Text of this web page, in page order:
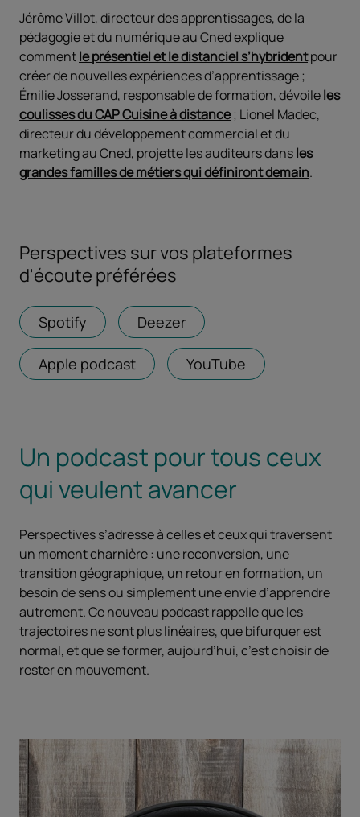
Jérôme Villot, directeur des apprentissages, de la
pédagogie et du numérique au Cned explique
commentle présentiel et le distanciel s’hybridentpour
créer de nouvelles expériences d’apprentissage ;
Émilie Josserand, responsable de formation, dévoileles
coulisses du CAP Cuisine à distance; Lionel Madec,
directeur du développement commercial et du
marketing au Cned, projette les auditeurs dansles
grandes familles de métiers qui définiront demain.
Perspectives sur vos plateformes
d'écoute préférées
Spotify Ouvrir dans un nouvel onglet
Deezer Ouvrir dans un nouvel
Apple podcast Ouvrir dans un nouvel onglet
YouTube Ouvrir dans un
Un podcast pour tous ceux
qui veulent avancer
Perspectives s’adresse à celles et ceux qui traversent
un moment charnière : une reconversion, une
transition géographique, un retour en formation, un
besoin de sens ou simplement une envie d’apprendre
autrement. Ce nouveau podcast rappelle que les
trajectoires ne sont plus linéaires, que bifurquer est
normal, et que se former, aujourd’hui, c’est choisir de
rester en mouvement.